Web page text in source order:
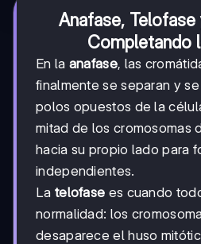
Anafase,
Completando
En la anafase, las
finalmente se separan y
polos opuestos de la
mitad de los cromosomas
hacia su propio lado para
independientes.
La telofase es cuando
normalidad: los
desaparece el huso